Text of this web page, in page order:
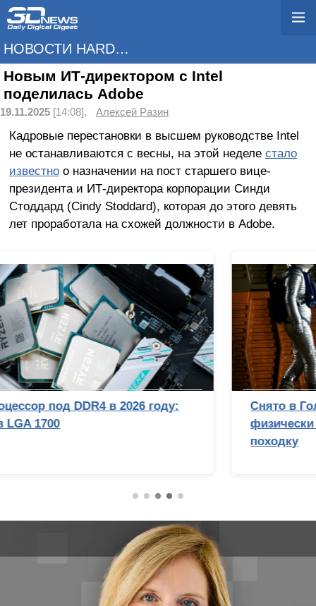
НОВОСТИ HARDWARE
Новым ИТ-директором с Intel
поделилась Adobe
19.11.2025 [14:08], Алексей Разин
Кадровые перестановки в высшем руководстве Intel
не останавливаются с весны, на этой неделе стало
известноо назначении на пост старшего вице-
президента и ИТ-директора корпорации Синди
Стоддард (Cindy Stoddard), которая до этого девять
лет проработала на схожей должности в Adobe.
Снято в Голливуде? Почему Стэнли Кубрик
физически не смог бы подделать лунную